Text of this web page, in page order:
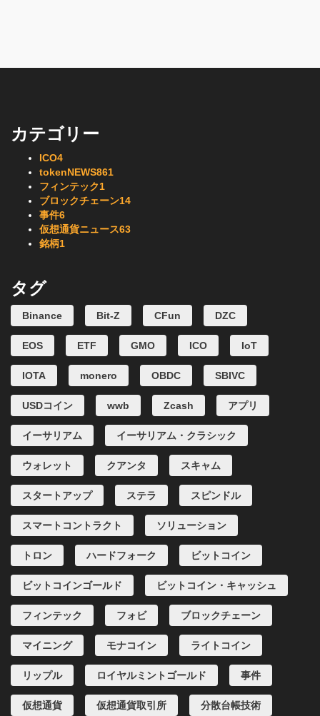
カテゴリー
ICO4
tokenNEWS861
フィンテック1
ブロックチェーン14
事件6
仮想通貨ニュース63
銘柄1
タグ
Binance Bit-Z CFun DZC
EOS ETF GMO ICO IoT
IOTA monero OBDC SBIVC
USDコイン wwb Zcash アプリ
イーサリアム イーサリアム・クラシック
ウォレット クアンタ スキャム
スタートアップ ステラ スピンドル
スマートコントラクト ソリューション
トロン ハードフォーク ビットコイン
ビットコインゴールド ビットコイン・キャッシュ
フィンテック フォビ ブロックチェーン
マイニング モナコイン ライトコイン
リップル ロイヤルミントゴールド 事件
仮想通貨 仮想通貨取引所 分散台帳技術